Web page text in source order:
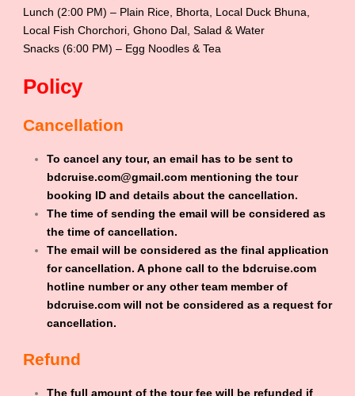
Lunch (2:00 PM) – Plain Rice, Bhorta, Local Duck Bhuna,
Local Fish Chorchori, Ghono Dal, Salad & Water
Snacks (6:00 PM) – Egg Noodles & Tea
Policy
Cancellation
To cancel any tour, an email has to be sent to
bdcruise.com@gmail.com mentioning the tour
booking ID and details about the cancellation.
The time of sending the email will be considered as
the time of cancellation.
The email will be considered as the final application
for cancellation. A phone call to the bdcruise.com
hotline number or any other team member of
bdcruise.com will not be considered as a request for
cancellation.
Refund
The full amount of the tour fee will be refunded if